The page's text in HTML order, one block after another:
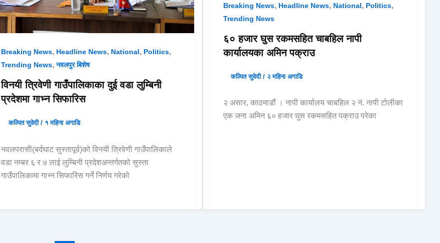
Breaking News, Headline News, National, Politics,
Trending News,नवलपुर बिशेष
विनयी त्रिवेणी गाउँपालिकाका दुई वडा लुम्बिनी
प्रदेशमा गाभ्न सिफारिस
कल्पित सुवेदी / १ महिना अगाडि
नवलपरासी(बर्दघाट सुस्तापूर्व)को विनयी त्रिवेणी गाउँपालिकाले
वडा नम्बर ६ र ७ लाई लुम्बिनी प्रदेशअन्तर्गतको सुस्ता
गाउँपालिकामा गाभ्न सिफारिस गर्ने निर्णय गरेको
Breaking News, Headline News, National, Politics,
Trending News
६० हजार घुस रकमसहित चाबहिल नापी
कार्यालयका अमिन पक्राउ
कल्पित सुवेदी/ २ महिना अगाडि
२ असार, काठमाडौं । नापी कार्यालय चाबहिल २ नं. नापी टोलीका
एक जना अमिन ६० हजार घुस रकमसहित पक्राउ परेका